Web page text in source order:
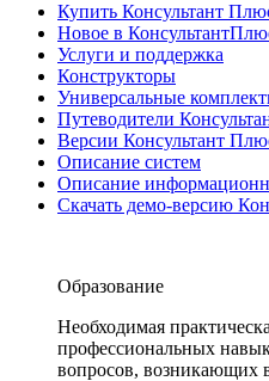
Купить Консультант
Новое в
Услуги и поддержка
Конструкторы
Универсальные
Путеводители
Версии Консультант
Описание систем
Описание
Скачать демо-версию
Образование
Необходимая
профессиональных
вопросов, возникающих